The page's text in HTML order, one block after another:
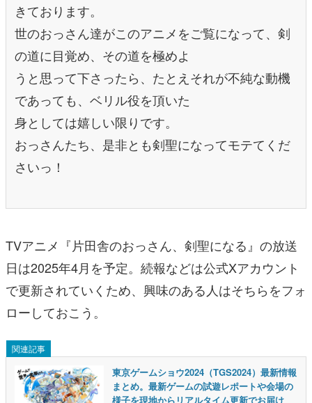
きております。
世のおっさん達がこのアニメをご覧になって、剣
の道に目覚め、その道を極めよ
うと思って下さったら、たとえそれが不純な動機
であっても、ベリル役を頂いた
身としては嬉しい限りです。
おっさんたち、是非とも剣聖になってモテてくだ
さいっ！
TVアニメ『片田舎のおっさん、剣聖になる』の放送
日は2025年4月を予定。続報などは公式Xアカウント
で更新されていくため、興味のある人はそちらをフォ
ローしておこう。
関連記事
東京ゲームショウ2024（TGS2024）最新情報
まとめ。最新ゲームの試遊レポートや会場の
様子を現地からリアルタイム更新でお届け